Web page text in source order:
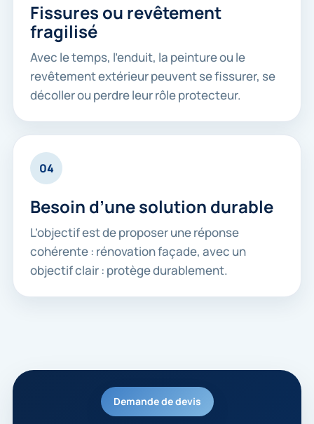
Fissures ou revêtement
fragilisé
Avec le temps, l’enduit, la peinture ou le
revêtement extérieur peuvent se fissurer, se
décoller ou perdre leur rôle protecteur.
04
Besoin d’une solution durable
L’objectif est de proposer une réponse
cohérente : rénovation façade, avec un
objectif clair : protège durablement.
Demande de devis